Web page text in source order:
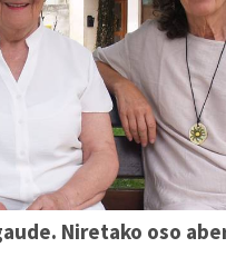
Niretako oso